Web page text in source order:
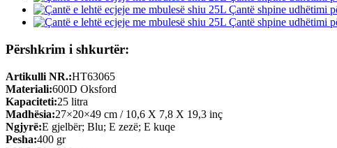
Përshkrim i shkurtër:
Artikulli NR.:HT63065
Materiali:600D Oksford
Kapaciteti:25 litra
Madhësia:27×20×49 cm / 10,6 X 7,8 X 19,3 inç
Ngjyrë:E gjelbër; Blu; E zezë; E kuqe
Pesha:400 gr